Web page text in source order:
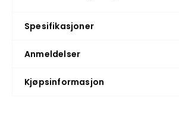
Spesifikasjoner
Anmeldelser
Kjøpsinformasjon